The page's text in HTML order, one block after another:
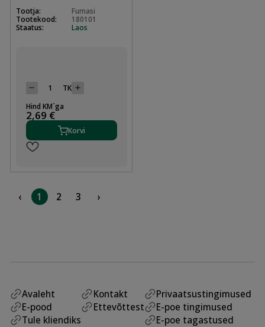
Tootja:
Fumasi
Tootekood:
180101
Staatus:
Laos
TK
Hind KM`ga
2,69 €
Korvi
‹ 1 2 3 ›
Avaleht
E-pood
Tule kliendiks
Kontakt
Ettevõttest
Privaatsustingimused
E-poe tingimused
E-poe tagastused